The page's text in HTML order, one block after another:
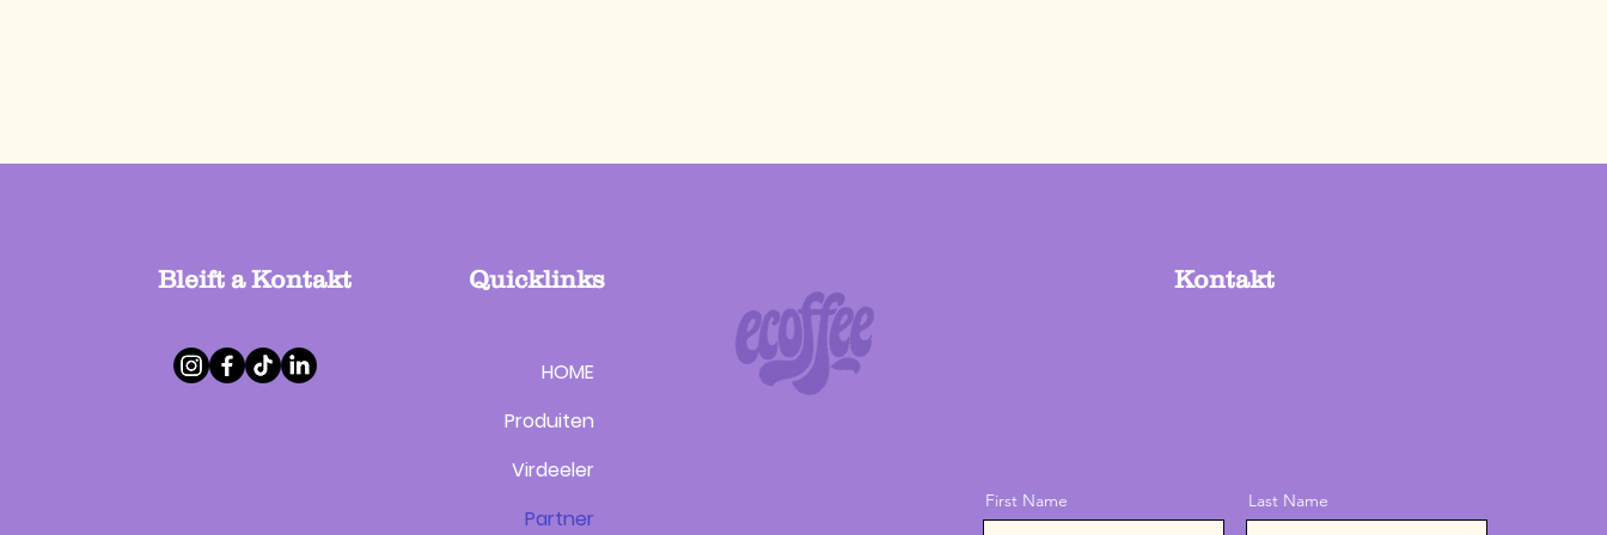
Bleift a Kontakt Quicklinks
HOME
Produiten
Virdeeler
Partner
Kontakt
First Name Last Name